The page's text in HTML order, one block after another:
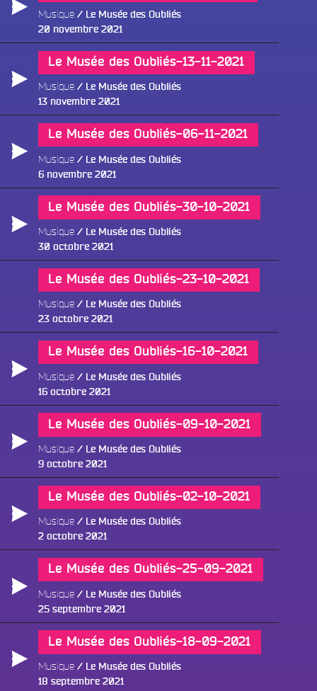
Musique
Le Musée des Oubliés
Publié
20 novembre 2021
Le Musée des Oubliés-13-11-2021
Musique
Le Musée des Oubliés
Publié
13 novembre 2021
Le Musée des Oubliés-06-11-2021
Musique
Le Musée des Oubliés
Publié
6 novembre 2021
Le Musée des Oubliés-30-10-2021
Musique
Le Musée des Oubliés
Publié
30 octobre 2021
Le Musée des Oubliés-23-10-2021
Musique
Le Musée des Oubliés
Publié
23 octobre 2021
Le Musée des Oubliés-16-10-2021
Musique
Le Musée des Oubliés
Publié
16 octobre 2021
Le Musée des Oubliés-09-10-2021
Musique
Le Musée des Oubliés
Publié
9 octobre 2021
Le Musée des Oubliés-02-10-2021
Musique
Le Musée des Oubliés
Publié
2 octobre 2021
Le Musée des Oubliés-25-09-2021
Musique
Le Musée des Oubliés
Publié
25 septembre 2021
Le Musée des Oubliés-18-09-2021
Musique
Le Musée des Oubliés
Publié
18 septembre 2021